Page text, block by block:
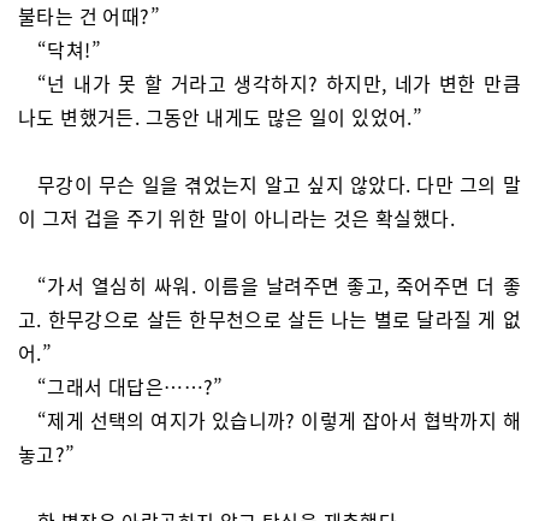
불타는 건 어때?”
“닥쳐!”
“넌 내가 못 할 거라고 생각하지? 하지만, 네가 변한 만큼
나도 변했거든. 그동안 내게도 많은 일이 있었어.”
무강이 무슨 일을 겪었는지 알고 싶지 않았다. 다만 그의 말
이 그저 겁을 주기 위한 말이 아니라는 것은 확실했다.
“가서 열심히 싸워. 이름을 날려주면 좋고, 죽어주면 더 좋
고. 한무강으로 살든 한무천으로 살든 나는 별로 달라질 게 없
어.”
“그래서 대답은……?”
“제게 선택의 여지가 있습니까? 이렇게 잡아서 협박까지 해
놓고?”